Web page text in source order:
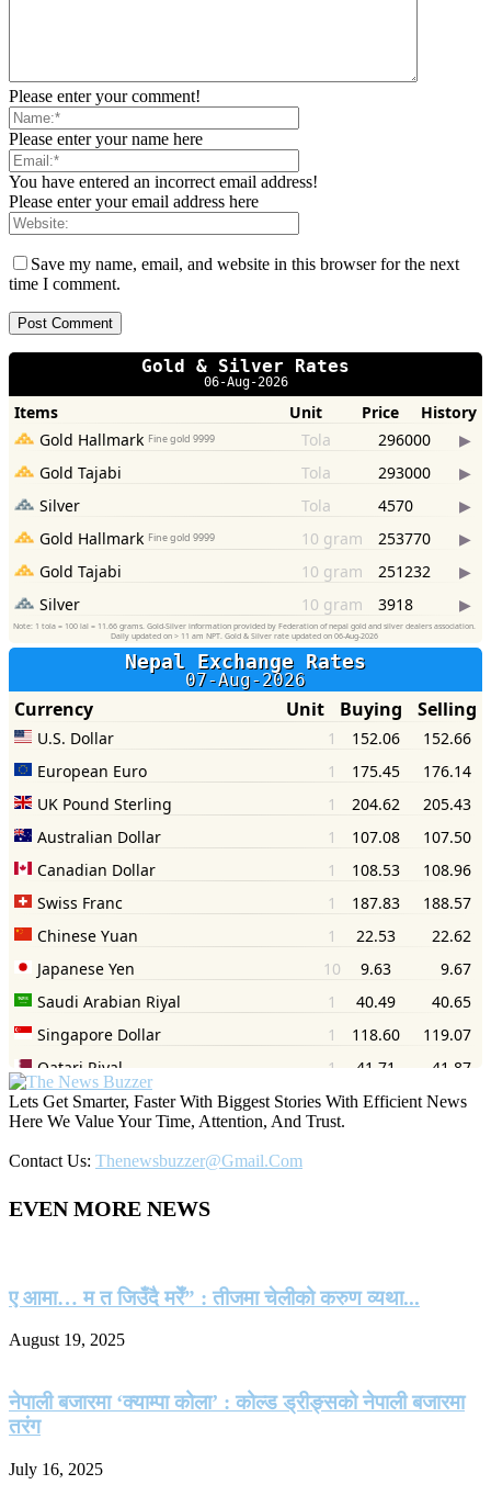
Please enter your comment!
Please enter your name here
You have entered an incorrect email address!
Please enter your email address here
Save my name, email, and website in this browser for the next
time I comment.
Lets Get Smarter, Faster With Biggest Stories With Efficient News
Here We Value Your Time, Attention, And Trust.
Contact Us: Thenewsbuzzer@gmail.com
EVEN MORE NEWS
ए आमा… म त जिउँदै मरेँ” : तीजमा चेलीको करुण व्यथा...
August 19, 2025
नेपाली बजारमा ‘क्याम्पा कोला’ : कोल्ड ड्रीङ्सको नेपाली बजारमा
तरंग
July 16, 2025